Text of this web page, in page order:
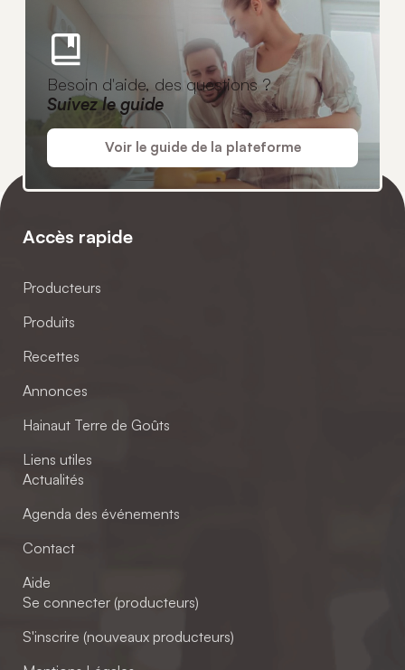
Besoin d'aide, des questions ?
Suivez le guide
Voir le guide de la plateforme
Accès rapide
Producteurs
Produits
Recettes
Annonces
Hainaut Terre de Goûts
Liens utiles
Actualités
Agenda des événements
Contact
Aide
Se connecter (producteurs)
S'inscrire (nouveaux producteurs)